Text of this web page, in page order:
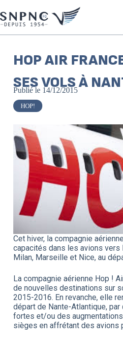
HOP AIR
SES VOLS À
Publié le 14/12/2015
HOP!
Cet hiver, la compagnie
capacités dans les avions vers
Milan, Marseille et Nice, au
La compagnie aérienne Hop !
de nouvelles destinations sur
2015-2016. En revanche, elle
départ de Nante-Atlantique,
fortes et/ou des
sièges en affrétant des avions